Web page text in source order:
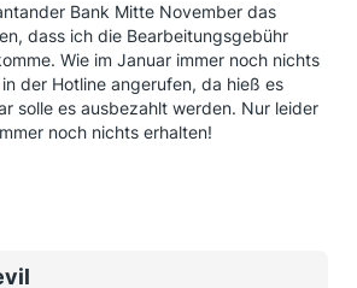
Bank Mitte November das
dass ich die Bearbeitungsgebühr
Wie im Januar immer noch nichts
der Hotline angerufen, da hieß es
solle es ausbezahlt werden. Nur leider
noch nichts erhalten!